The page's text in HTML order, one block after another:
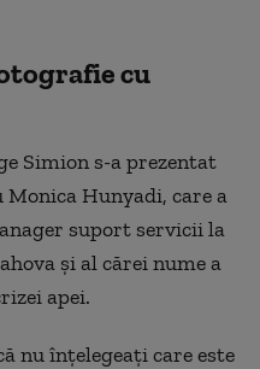
cu
Simion s-a prezentat
Hunyadi, care a
suport servicii la
şi al cărei nume a
apei.
nu înţelegeaţi care este